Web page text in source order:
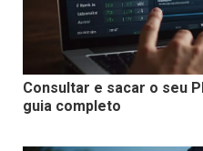
Consultar e sacar o seu
guia completo